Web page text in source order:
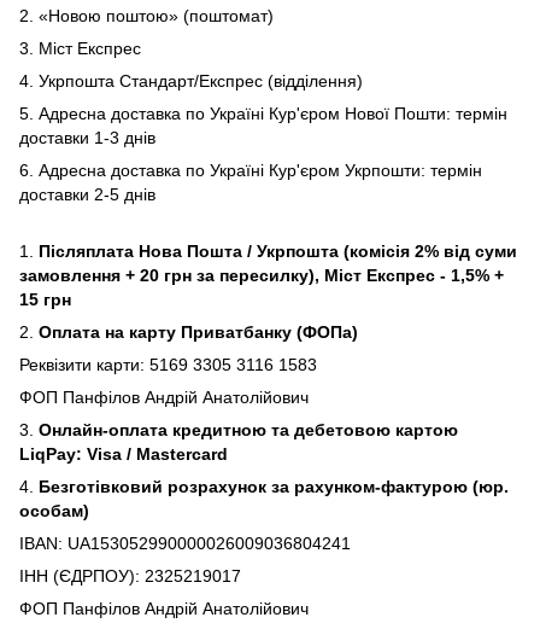
2. «Новою поштою» (поштомат)
3. Міст Експрес
4. Укрпошта Стандарт/Експрес (відділення)
5. Адресна доставка по Україні Кур'єром Нової Пошти: термін
доставки 1-3 днів
6. Адресна доставка по Україні Кур'єром Укрпошти: термін
доставки 2-5 днів
1. Післяплата Нова Пошта / Укрпошта (комісія 2% від суми
замовлення + 20 грн за пересилку), Міст Експрес - 1,5% +
15 грн
2. Оплата на карту Приватбанку (ФОПа)
Реквізити карти: 5169 3305 3116 1583
ФОП Панфілов Андрій Анатолійович
3. Онлайн-оплата кредитною та дебетовою картою
LiqPay: Visa / Mastercard
4. Безготівковий розрахунок за рахунком-фактурою (юр.
особам)
IBAN: UA153052990000026009036804241
ІНН (ЄДРПОУ): 2325219017
ФОП Панфілов Андрій Анатолійович